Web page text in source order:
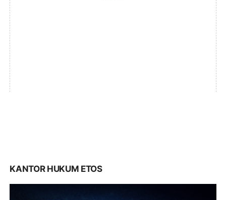
KANTOR HUKUM ETOS